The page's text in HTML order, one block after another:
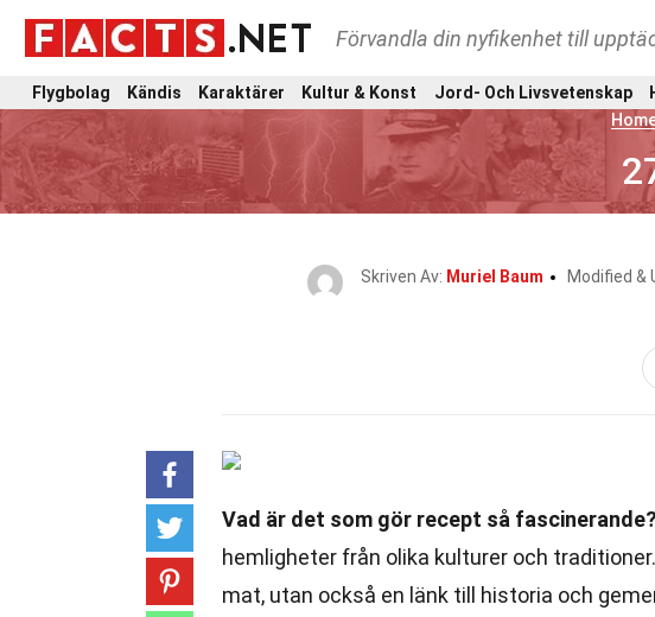
Förvandla din nyfikenhet till
Flygbolag Kändis Karaktärer Kultur & Konst Jord- Och Livsvetenskap
Skriven Av: Muriel Baum Modified &
Vad är det som gör recept så fascinerande?
hemligheter från olika kulturer och
mat, utan också en länk till historia och